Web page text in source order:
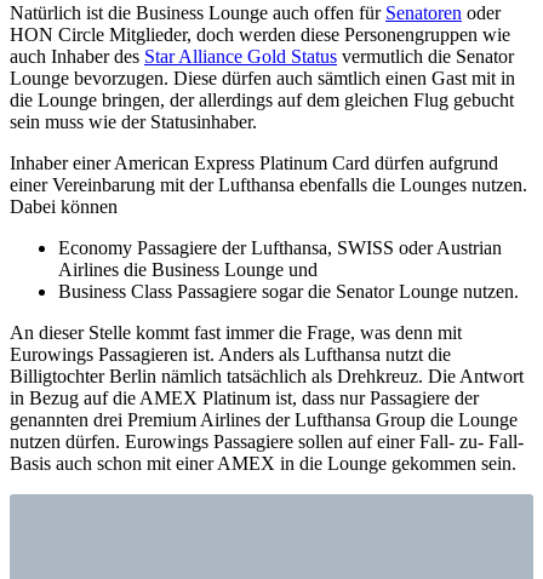
Natürlich ist die Business Lounge auch offen für Senatoren oder
HON Circle Mitglieder, doch werden diese Personengruppen wie
auch Inhaber des Star Alliance Gold Status vermutlich die Senator
Lounge bevorzugen. Diese dürfen auch sämtlich einen Gast mit in
die Lounge bringen, der allerdings auf dem gleichen Flug gebucht
sein muss wie der Statusinhaber.
Inhaber einer American Express Platinum Card dürfen aufgrund
einer Vereinbarung mit der Lufthansa ebenfalls die Lounges nutzen.
Dabei können
Economy Passagiere der Lufthansa, SWISS oder Austrian
Airlines die Business Lounge und
Business Class Passagiere sogar die Senator Lounge nutzen.
An dieser Stelle kommt fast immer die Frage, was denn mit
Eurowings Passagieren ist. Anders als Lufthansa nutzt die
Billigtochter Berlin nämlich tatsächlich als Drehkreuz. Die Antwort
in Bezug auf die AMEX Platinum ist, dass nur Passagiere der
genannten drei Premium Airlines der Lufthansa Group die Lounge
nutzen dürfen. Eurowings Passagiere sollen auf einer Fall- zu- Fall-
Basis auch schon mit einer AMEX in die Lounge gekommen sein.